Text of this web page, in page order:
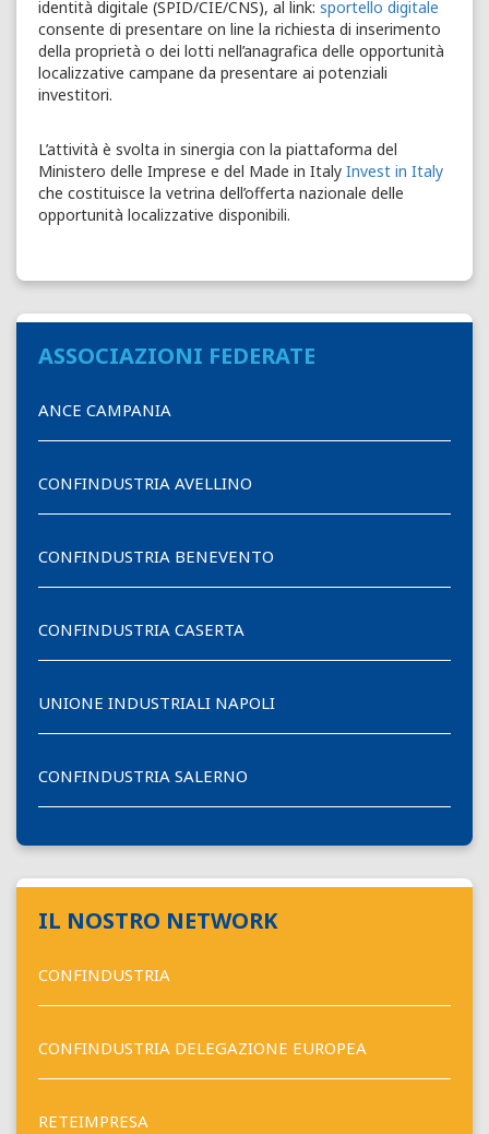
identità digitale (SPID/CIE/CNS), al link: sportello digitale
consente di presentare on line la richiesta di inserimento
della proprietà o dei lotti nell’anagrafica delle opportunità
localizzative campane da presentare ai potenziali
investitori.
L’attività è svolta in sinergia con la piattaforma del
Ministero delle Imprese e del Made in Italy Invest in Italy
che costituisce la vetrina dell’offerta nazionale delle
opportunità localizzative disponibili.
ASSOCIAZIONI FEDERATE
ANCE CAMPANIA
CONFINDUSTRIA AVELLINO
CONFINDUSTRIA BENEVENTO
CONFINDUSTRIA CASERTA
UNIONE INDUSTRIALI NAPOLI
CONFINDUSTRIA SALERNO
IL NOSTRO NETWORK
CONFINDUSTRIA
CONFINDUSTRIA DELEGAZIONE EUROPEA
RETEIMPRESA